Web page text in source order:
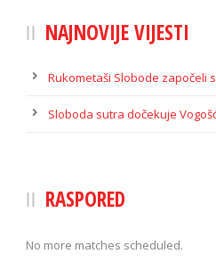
NAJNOVIJE VIJESTI
Rukometaši Slobode započeli
Sloboda sutra dočekuje
RASPORED
No more matches scheduled.